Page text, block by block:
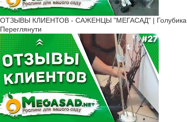
ОТЗЫВЫ КЛИЕНТОВ - САЖЕНЦЫ "МЕГАСАД" | Голубика,
Переглянути